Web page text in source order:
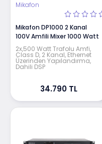
Mikafon
Mikafon DP1000 2 Kanal
100V Amfili Mixer 1000 Watt
2x,500 Watt Trafolu Amfi,
Class D, 2 Kanal, Ethernet
Üzerinden Yapılandırma,
Dahili DSP
34.790 TL